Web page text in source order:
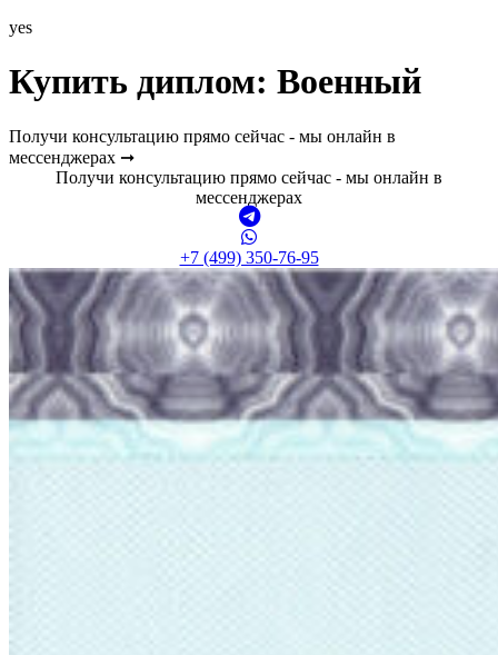
yes
Купить диплом: Военный
Получи консультацию прямо сейчас - мы онлайн в
мессенджерах ➞
Получи консультацию прямо сейчас - мы онлайн в
мессенджерах
+7 (499) 350-76-95